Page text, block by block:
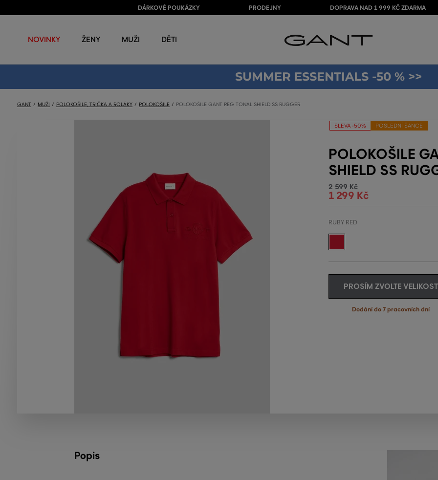
DÁRKOVÉ POUKÁZKY PRODEJNY DOPRAVA NAD 1 999 KČ ZDARMA
NOVINKY ŽENY MUŽI DĚTI
SUMMER ESSENTIALS -50 % >>
GANT MUŽI POLOKOŠILE, TRIČKA A ROLÁKY POLOKOŠILE POLOKOŠILE GANT REG TONAL SHIELD SS RUGGER
SLEVA -50% POSLEDNÍ ŠANCE
POLOKOŠILE
SHIELD SS
2 599 Kč
1 299 Kč
RUBY RED
PROSÍM ZVOLTE VELIKOST
Dodání do 7 pracovních dní
Popis